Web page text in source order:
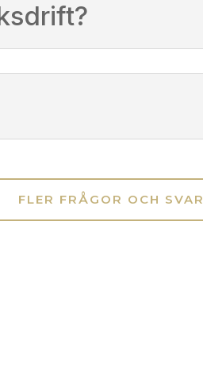
FLER FRÅGOR OCH SVAR